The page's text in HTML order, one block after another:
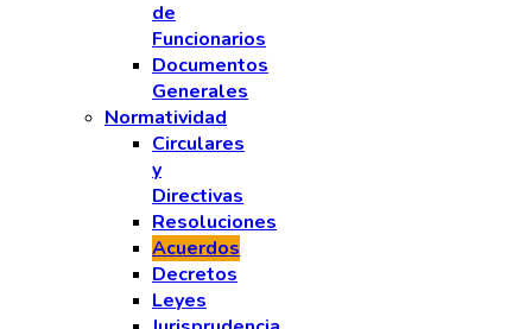
de
Funcionarios
Documentos
Generales
Normatividad
Circulares
y
Directivas
Resoluciones
Acuerdos
Decretos
Leyes